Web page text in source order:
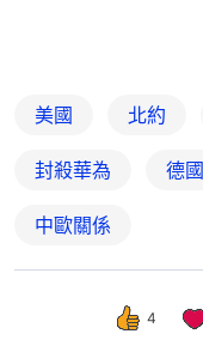
美國 北約
封殺華為 德國
中歐關係
4